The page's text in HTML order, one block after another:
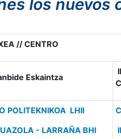
los nuevos
// CENTRO
Eskaintza
POLITEKNIKOA LHII
- LARRAÑA BHI